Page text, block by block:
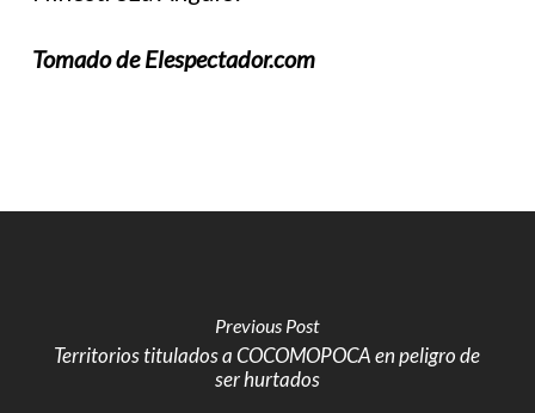
Tomado de Elespectador.com
Previous Post
Territorios titulados a COCOMOPOCA en peligro de
ser hurtados